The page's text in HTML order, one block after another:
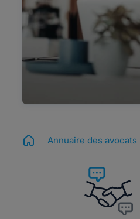
Annuaire des avocats